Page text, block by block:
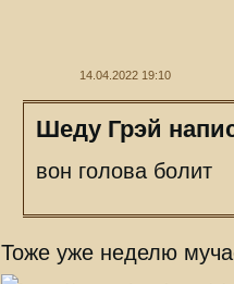
14.04.2022 19:10
Шеду Грэй
вон голова болит
Тоже уже неделю